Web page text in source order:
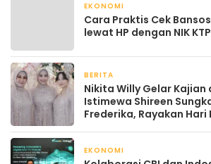
EKONOMI
Cara Praktis Cek
lewat HP dengan NIK KTP
BERITA
Nikita Willy Gelar Kajian
Istimewa Shireen
Frederika, Rayakan
EKONOMI